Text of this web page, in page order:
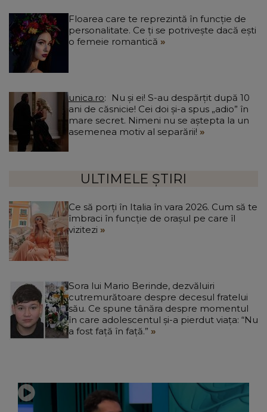
Floarea care te reprezintă în funcție de
personalitate. Ce ți se potrivește dacă ești
o femeie romantică
unica.ro
ani de căsnicie! Cei doi și-a spus „adio” în
mare secret. Nimeni nu se aștepta la un
asemenea motiv al separării!
ULTIMELE ȘTIRI
Ce să porți în Italia în vara 2026. Cum să te
îmbraci în funcție de orașul pe care îl
vizitezi
Sora lui Mario Berinde, dezvăluiri
cutremurătoare despre decesul fratelui
său. Ce spune tânăra despre momentul
în care adolescentul și-a pierdut viața: “Nu
a fost față în față.”